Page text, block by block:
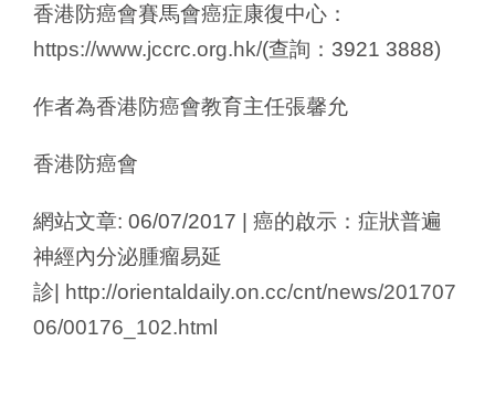
香港防癌會賽馬會癌症康復中心：
https://www.jccrc.org.hk/(查詢：3921 3888)
作者為香港防癌會教育主任張馨允
香港防癌會
網站文章: 06/07/2017 | 癌的啟示：症狀普遍
神經內分泌腫瘤易延
診| http://orientaldaily.on.cc/cnt/news/201707
06/00176_102.html